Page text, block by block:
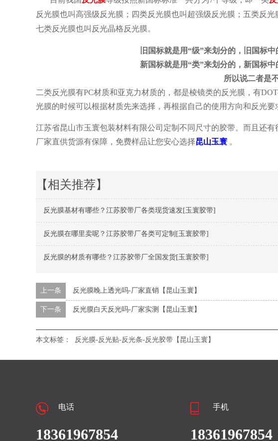
反光膜也叫高强级反光膜；四类反光膜也叫超强级反光膜；五类反
七类反光膜也叫反光晶格反光膜。
旧国标就是用“级”来划分的，旧国标
新国标就是用“类”来划分的，新国标
所以说二者是
二类反光膜有PC材质和亚克力材质的，都是棱镜类的反光膜，有
光膜的时候可以根据材质先来选择，再根据自己的使用方向和反光要
江苏省昆山市玉寰包装材料有限公司定制不同尺寸的胶带。而且还
厂家直供货源有保障，免费样品让您安心选择昆山玉寰 。
【相关推荐】
反光膜基材有哪些？江苏胶带厂各类现货速发[玉寰胶带]
反光膜在哪里卖呢？江苏胶带厂各类可定制[玉寰胶带]
反光膜的材质有哪些？江苏胶带厂全国发货[玉寰胶带]
上一条 反光膜晚上透光吗-厂家直销【昆山玉寰】
下一条 反光膜白天反光吗-厂家实测【昆山玉寰】
本文标签： 反光膜-反光贴-反光条-反光胶带【昆山玉寰】
电话
18361967854
手机
18361967854